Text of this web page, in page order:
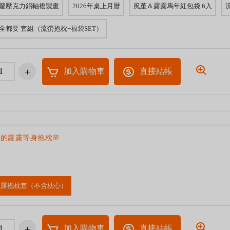
壓克力鋁軸複製畫 2026年桌上月曆 風堇＆露露馬年紅包袋 6入
都要 套組（流螢抱枕+福袋SET）
加入購物車 直接結帳
蘿露等身抱枕🌸
抱枕套（不含枕心）
加入購物車 直接結帳